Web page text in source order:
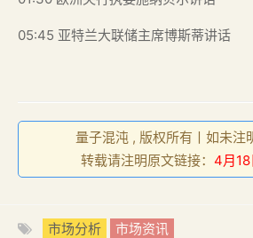
05:45 亚特兰大联储主席博斯蒂讲话
量子混沌 , 版权所有丨如未注
转载请注明原文链接： 4月18
市场分析 市场资讯